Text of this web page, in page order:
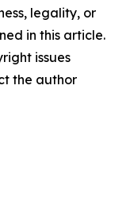
legality, or
in this article.
issues
the author